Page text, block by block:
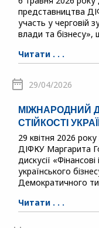
представництва
участь у черговій
влади та бізнесу»,
Читати . . .
29/04/2026
МІЖНАРОДНИЙ
СТІЙКОСТІ
29 квітня 2026
ДІФКУ Маргарита
дискусії
українського
Демократичного
Читати . . .